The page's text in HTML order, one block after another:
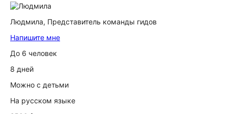
Людмила, Представитель команды гидов
Напишите мне
До 6 человек
8 дней
Можно с детьми
На русском языке